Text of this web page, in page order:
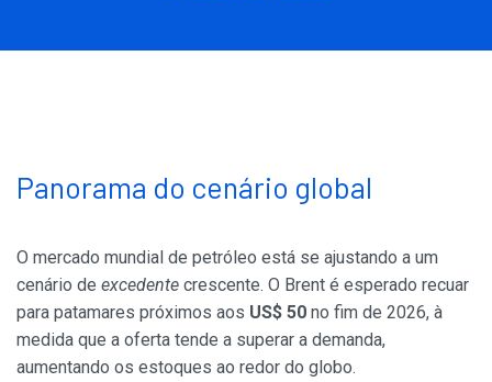
Panorama do cenário global
O mercado mundial de petróleo está se ajustando a um
cenário de excedente crescente. O Brent é esperado recuar
para patamares próximos aos US$ 50 no fim de 2026, à
medida que a oferta tende a superar a demanda,
aumentando os estoques ao redor do globo.